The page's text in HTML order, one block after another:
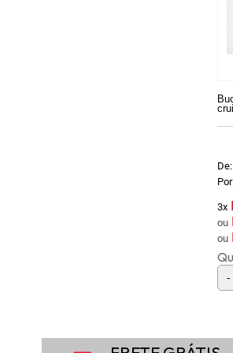
De:
3x
ou
ou
-